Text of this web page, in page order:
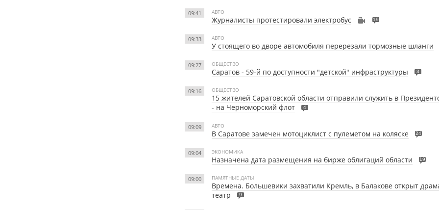
09:41 АВТО
Журналисты протестировали электробус 19
09:33 АВТО
У стоящего во дворе автомобиля перерезали тормозные шланги
09:27 ОБЩЕСТВО
Саратов - 59-й по доступности "детской" инфраструктуры 3
09:16 ОБЩЕСТВО
15 жителей Саратовской области отправили служить в
- на Черноморский флот
4
09:09 АВТО
В Саратове замечен мотоциклист с пулеметом на коляске 24
09:04 ЭКОНОМИКА
Назначена дата размещения на бирже облигаций области 19
09:00 ПАМЯТНЫЕ ДАТЫ
Времена. Большевики захватили Кремль, в Балакове открыт
театр
9